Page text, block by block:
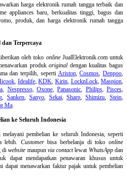
harga elektronik rumah tangga terbaik dan
appliances baru, berkualitas tinggi, bagus dan
produk, dan harga elektronik rumah tangga
Terpercaya
oleh toko onlineJualElektronik.com untuk
produkoriginal dengan kualitas bagus
dan terpilih, seperti Ariston,Cosmos,Denpoo,
, Idealife,KDK, Kirin, LocknLock,Maspion,
, Nespresso, Oxone,Panasonic, Philips, Pisces,
,Sanken, Sanyo, Sekai,Sharp,Shimizu,Stein,
Ma.
ke Seluruh Indonesia
melayani pembelian ke seluruh Indonesia, seperti
lebih. Customerbisa berbelanja di tokoonline
diwebsite maupun via contactlewat WhatsAppdan
dapat mendapatkan penawaran khusus untuk
dapat menawarkan faktur pajak untuk pembelian